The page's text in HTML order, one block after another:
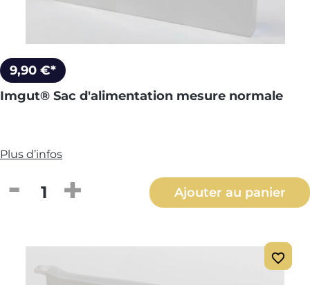
9,90 €*
Imgut® Sac d'alimentation mesure normale
Plus d’infos
Quantité de produit : Entrez la
Ajouter au panier